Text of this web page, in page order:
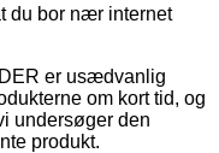
du bor nær internet
er usædvanlig
om kort tid, og
undersøger den
produkt.